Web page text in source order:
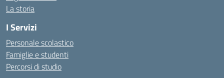
La storia
I Servizi
Personale scolastico
Famiglie e studenti
Percorsi di studio